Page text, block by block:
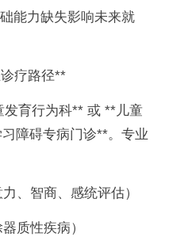
能力缺失影响未来就
疗路径**
育行为科** 或 **儿童
障碍专病门诊**。专业
、智商、感统评估）
质性疾病）